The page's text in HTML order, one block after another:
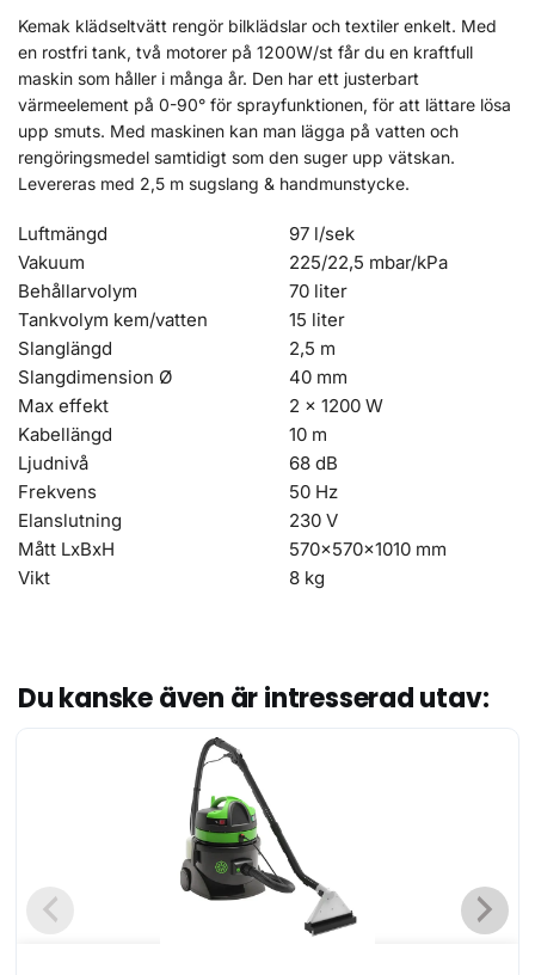
Kemak klädseltvätt rengör bilklädslar och textiler enkelt. Med
en rostfri tank, två motorer på 1200W/st får du en kraftfull
maskin som håller i många år. Den har ett justerbart
värmeelement på 0-90° för sprayfunktionen, för att lättare lösa
upp smuts. Med maskinen kan man lägga på vatten och
rengöringsmedel samtidigt som den suger upp vätskan.
Levereras med 2,5 m sugslang & handmunstycke.
Luftmängd
97 l/sek
Vakuum
225/22,5 mbar/kPa
Behållarvolym
70 liter
Tankvolym kem/vatten
15 liter
Slanglängd
2,5 m
Slangdimension Ø
40 mm
Max effekt
2 x 1200 W
Kabellängd
10 m
Ljudnivå
68 dB
Frekvens
50 Hz
Elanslutning
230 V
Mått LxBxH
570x570x1010 mm
Vikt
8 kg
Du kanske även är intresserad utav: